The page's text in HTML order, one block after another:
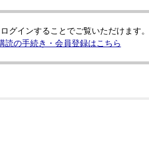
グインすることでご覧いただけます。
読の手続き・会員登録はこちら